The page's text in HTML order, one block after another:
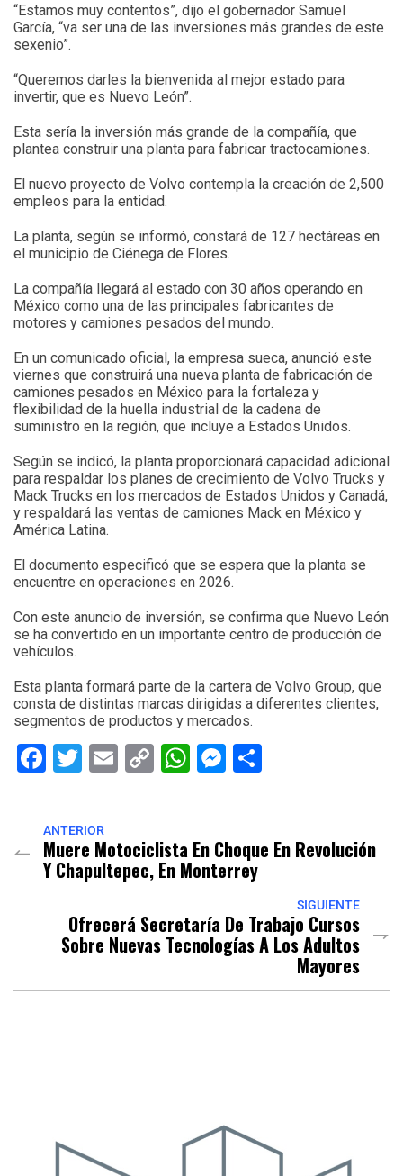
“Estamos muy contentos”, dijo el gobernador Samuel
García, “va ser una de las inversiones más grandes de este
sexenio”.
“Queremos darles la bienvenida al mejor estado para
invertir, que es Nuevo León”.
Esta sería la inversión más grande de la compañía, que
plantea construir una planta para fabricar tractocamiones.
El nuevo proyecto de Volvo contempla la creación de 2,500
empleos para la entidad.
La planta, según se informó, constará de 127 hectáreas en
el municipio de Ciénega de Flores.
La compañía llegará al estado con 30 años operando en
México como una de las principales fabricantes de
motores y camiones pesados del mundo.
En un comunicado oficial, la empresa sueca, anunció este
viernes que construirá una nueva planta de fabricación de
camiones pesados en México para la fortaleza y
flexibilidad de la huella industrial de la cadena de
suministro en la región, que incluye a Estados Unidos.
Según se indicó, la planta proporcionará capacidad adicional
para respaldar los planes de crecimiento de Volvo Trucks y
Mack Trucks en los mercados de Estados Unidos y Canadá,
y respaldará las ventas de camiones Mack en México y
América Latina.
El documento especificó que se espera que la planta se
encuentre en operaciones en 2026.
Con este anuncio de inversión, se confirma que Nuevo León
se ha convertido en un importante centro de producción de
vehículos.
Esta planta formará parte de la cartera de Volvo Group, que
consta de distintas marcas dirigidas a diferentes clientes,
segmentos de productos y mercados.
Facebook
Twitter
EmailCopyWhatsApp
Messenger
ANTERIOR
Muere Motociclista En Choque En Revolución
Y Chapultepec, En Monterrey
SIGUIENTE
Ofrecerá Secretaría De Trabajo Cursos
Sobre Nuevas Tecnologías A Los Adultos
Mayores